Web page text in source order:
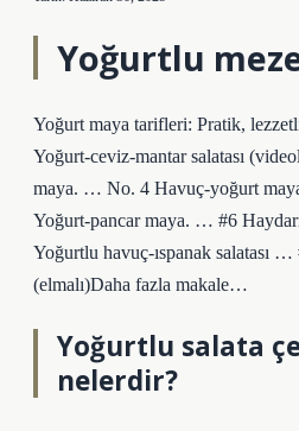
Yoğurtlu
Yoğurt maya tarifleri: Pratik,
Yoğurt-ceviz-mantar salatası
maya. … No. 4 Havuç-yoğurt
Yoğurt-pancar maya. … #6
Yoğurtlu havuç-ıspanak salatası
(elmalı)Daha fazla makale…
Yoğurtlu salata
nelerdir?